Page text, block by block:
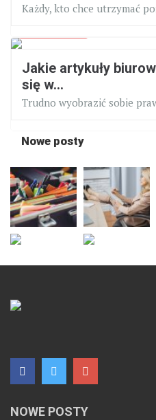
Każdy, kto chce utrzymać
Jakie artykuły
się w...
Trudno wyobrazić sobie
Nowe posty
NOWE POSTY